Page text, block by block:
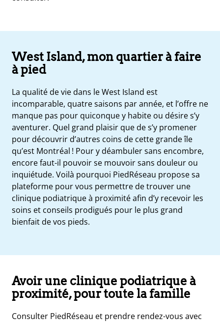
West Island, mon quartier à faire
à pied
La qualité de vie dans le West Island est
incomparable, quatre saisons par année, et l’offre ne
manque pas pour quiconque y habite ou désire s’y
aventurer. Quel grand plaisir que de s’y promener
pour découvrir d’autres coins de cette grande île
qu’est Montréal ! Pour y déambuler sans encombre,
encore faut-il pouvoir se mouvoir sans douleur ou
inquiétude. Voilà pourquoi PiedRéseau propose sa
plateforme pour vous permettre de trouver une
clinique podiatrique à proximité afin d’y recevoir les
soins et conseils prodigués pour le plus grand
bienfait de vos pieds.
Avoir une clinique podiatrique à
proximité, pour toute la famille
Consulter PiedRéseau et prendre rendez-vous avec